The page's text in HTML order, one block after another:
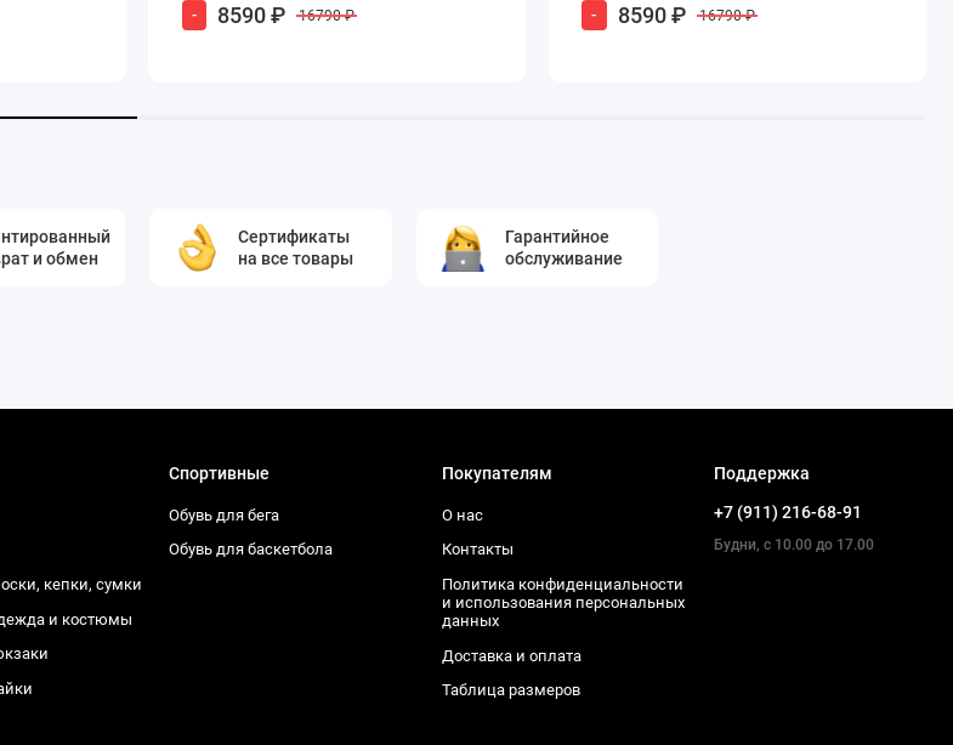
- 8590 ₽ 16790 ₽ - 8590 ₽ 16790 ₽
и обмен
Сертификаты
на все товары
Гарантийное
обслуживание
кепки, сумки
и костюмы
Спортивные
Обувь для бега
Обувь для баскетбола
Покупателям
О нас
Контакты
Политика конфиденциальности
и использования персональных
данных
Доставка и оплата
Таблица размеров
Поддержка
+7 (911) 216-68-91
Будни, с 10.00 до 17.00